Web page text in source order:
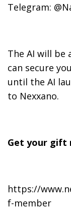
Telegram:
The AI will be
can secure
until the AI
to Nexxano.
Get your gift
https://
f-member